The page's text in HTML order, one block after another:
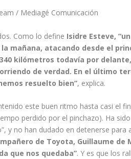
/ Mediagé Comunicación
Como lo define Isidre Esteve,
mañana, atacando desde el
kilómetros todavía por
de verdad. En el último
resuelto bien”, explica.
este buen ritmo hasta casi el
perdido por el pinchazo). Ha
y no han dudado en detenerse
de Toyota, Guillaume de
que nos quedaba”. Y es que los